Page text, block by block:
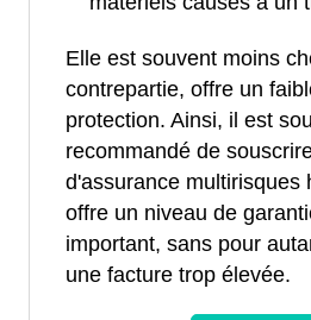
Elle est souvent moins
contrepartie, offre un
protection. Ainsi, il est
recommandé de
d'assurance multirisques
offre un niveau de
important, sans pour
une facture trop élevée.